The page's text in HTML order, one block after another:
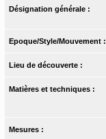
Désignation générale :
Epoque/Style/Mouvement :
Lieu de découverte :
Matières et techniques :
Mesures :